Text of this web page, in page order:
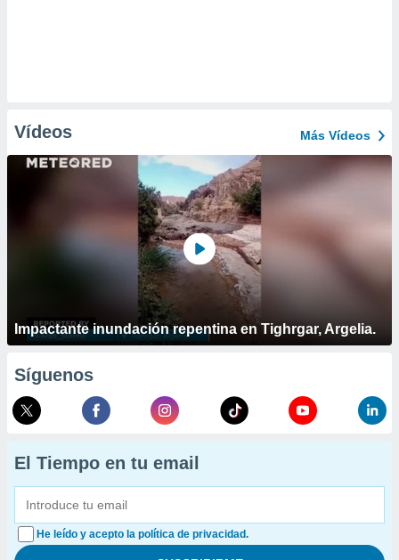
Vídeos Más Vídeos
Impactante inundación repentina en Tighrgar, Argelia.
Síguenos
El Tiempo en tu email
He leído y acepto la política de privacidad.